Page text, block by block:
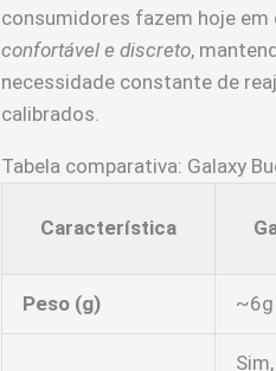
consumidores fazem hoje em
confortável e discreto,
necessidade constante de
calibrados.
Tabela comparativa: Galaxy
Característica
Peso (g) ~6g